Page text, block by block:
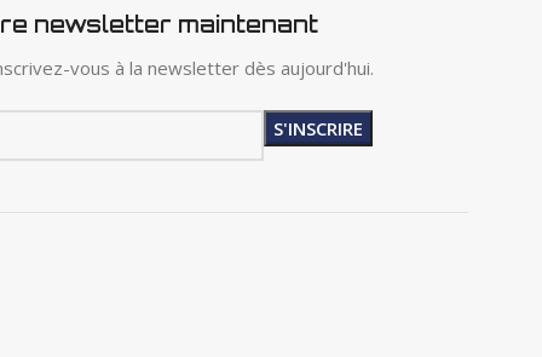
newsletter maintenant
vous à la newsletter dès aujourd'hui.